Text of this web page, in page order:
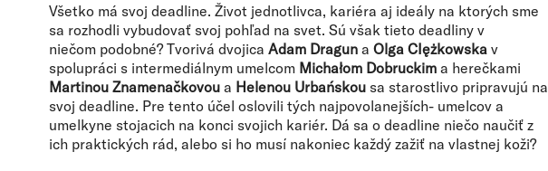
Všetko má svoj deadline. Život jednotlivca, kariéra aj ideály na ktorých sme
sa rozhodli vybudovať svoj pohľad na svet. Sú však tieto deadliny v
niečom podobné? Tvorivá dvojica Adam Dragun a Olga CIężkowska v
spolupráci s intermediálnym umelcom Michałom Dobruckim a herečkami
Martinou Znamenačkovou a Helenou Urbańskou sa starostlivo pripravujú na
svoj deadline. Pre tento účel oslovili tých najpovolanejších- umelcov a
umelkyne stojacich na konci svojich kariér. Dá sa o deadline niečo naučiť z
ich praktických rád, alebo si ho musí nakoniec každý zažiť na vlastnej koži?